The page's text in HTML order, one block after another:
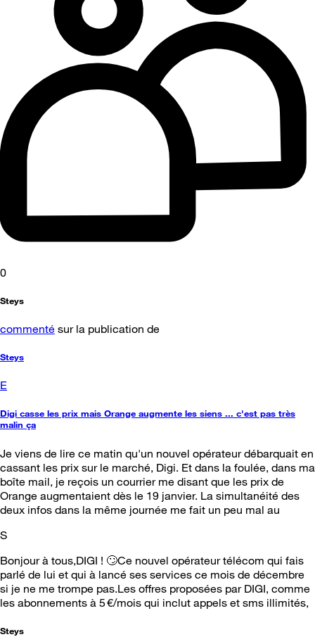
0
Steys
commenté sur la publication de
Steys
E
Digi casse les prix mais Orange augmente les siens ... c'est pas très
malin ça
Je viens de lire ce matin qu'un nouvel opérateur débarquait en
cassant les prix sur le marché, Digi. Et dans la foulée, dans ma
boîte mail, je reçois un courrier me disant que les prix de
Orange augmentaient dès le 19 janvier. La simultanéité des
deux infos dans la même journée me fait un peu mal au
S
Bonjour à tous,DIGI ! 🙄Ce nouvel opérateur télécom qui fais
parlé de lui et qui à lancé ses services ce mois de décembre
si je ne me trompe pas.Les offres proposées par DIGI, comme
les abonnements à 5 €/mois qui inclut appels et sms illimités,
Steys